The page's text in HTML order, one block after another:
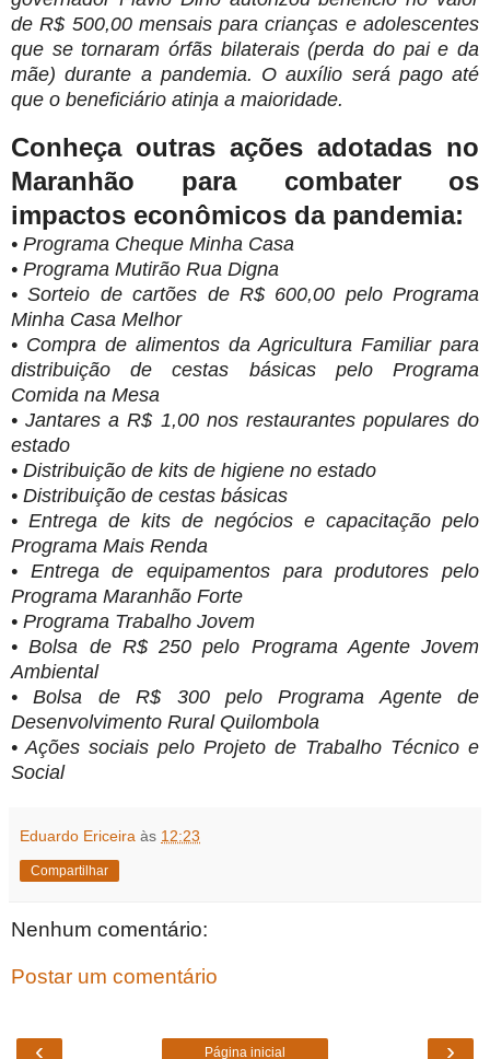
de R$ 500,00 mensais para crianças e adolescentes
que se tornaram órfãs bilaterais (perda do pai e da
mãe) durante a pandemia. O auxílio será pago até
que o beneficiário atinja a maioridade.
Conheça outras ações adotadas no
Maranhão para combater os
impactos econômicos da pandemia:
• Programa Cheque Minha Casa
• Programa Mutirão Rua Digna
• Sorteio de cartões de R$ 600,00 pelo Programa
Minha Casa Melhor
• Compra de alimentos da Agricultura Familiar para
distribuição de cestas básicas pelo Programa
Comida na Mesa
• Jantares a R$ 1,00 nos restaurantes populares do
estado
• Distribuição de kits de higiene no estado
• Distribuição de cestas básicas
• Entrega de kits de negócios e capacitação pelo
Programa Mais Renda
• Entrega de equipamentos para produtores pelo
Programa Maranhão Forte
• Programa Trabalho Jovem
• Bolsa de R$ 250 pelo Programa Agente Jovem
Ambiental
• Bolsa de R$ 300 pelo Programa Agente de
Desenvolvimento Rural Quilombola
• Ações sociais pelo Projeto de Trabalho Técnico e
Social
Eduardo Ericeira às 12:23
Compartilhar
Nenhum comentário:
Postar um comentário
‹ ›
Página inicial